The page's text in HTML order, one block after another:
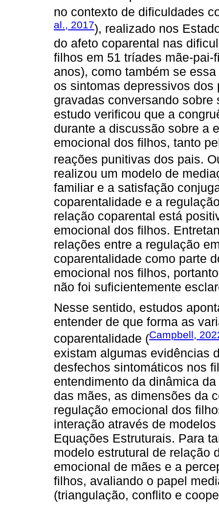
no contexto de dificuldades
al., 2017), realizado nos
do afeto coparental nas
filhos em 51 tríades mãe-
anos), como também se
os sintomas depressivos
gravadas conversando
estudo verificou que a
durante a discussão sobre a
emocional dos filhos, tanto
reações punitivas dos pais.
realizou um modelo de
familiar e a satisfação
coparentalidade e a
relação coparental está
emocional dos filhos.
relações entre a regulação
coparentalidade como parte
emocional nos filhos,
não foi suficientemente
Nesse sentido, estudos
entender de que forma as
coparentalidade (Campbell,
existam algumas evidências
desfechos sintomáticos nos
entendimento da dinâmica
das mães, as dimensões da
regulação emocional dos
interação através de
Equações Estruturais. Para
modelo estrutural de relação
emocional de mães e a
filhos, avaliando o papel
(triangulação, conflito e